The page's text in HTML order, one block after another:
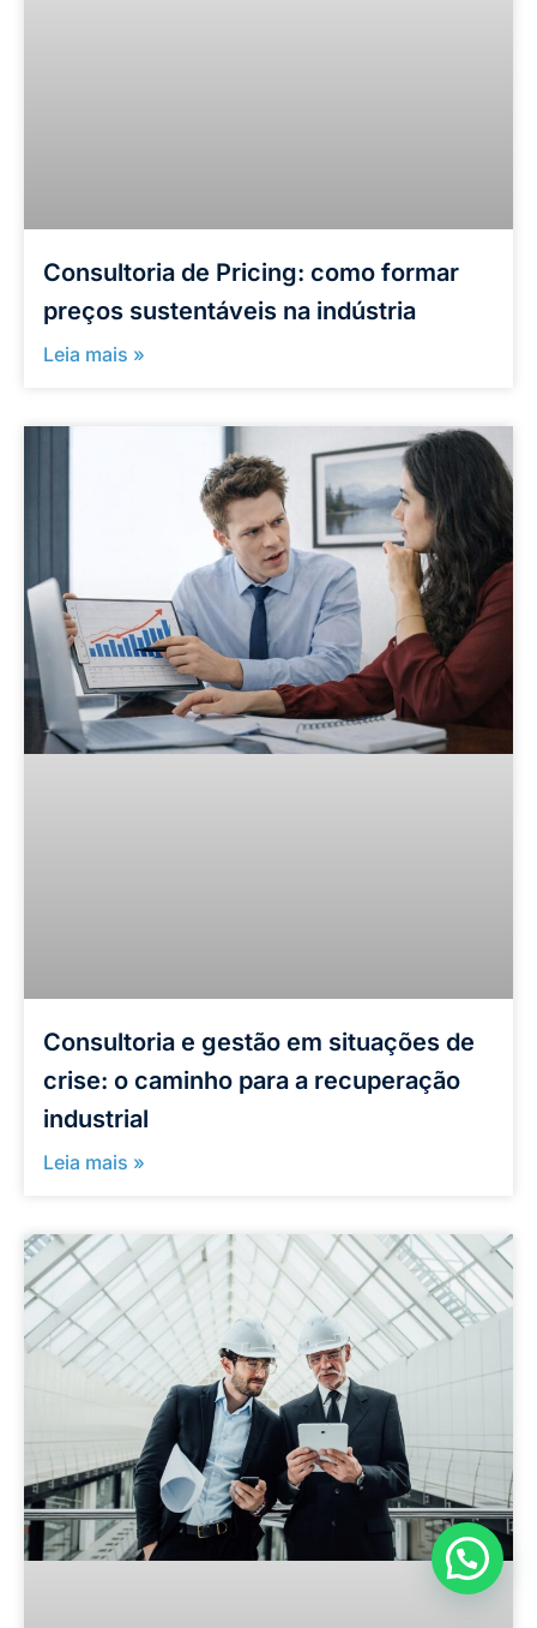
Consultoria de Pricing: como formar
preços sustentáveis na indústria
Leia mais »
Consultoria e gestão em situações de
crise: o caminho para a recuperação
industrial
Leia mais »
Como podemos ajudar?